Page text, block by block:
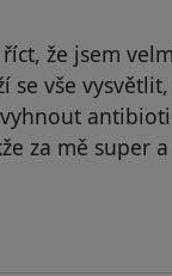
že jsem
se vše
za mě super
účet byl odstraněn